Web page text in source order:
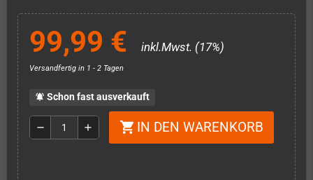
99,99 € inkl.Mwst. (17%)
Versandfertig in 1 - 2 Tagen
notifications_active Schon fast ausverkauft
remove add shopping_cart IN DEN WARENKORB